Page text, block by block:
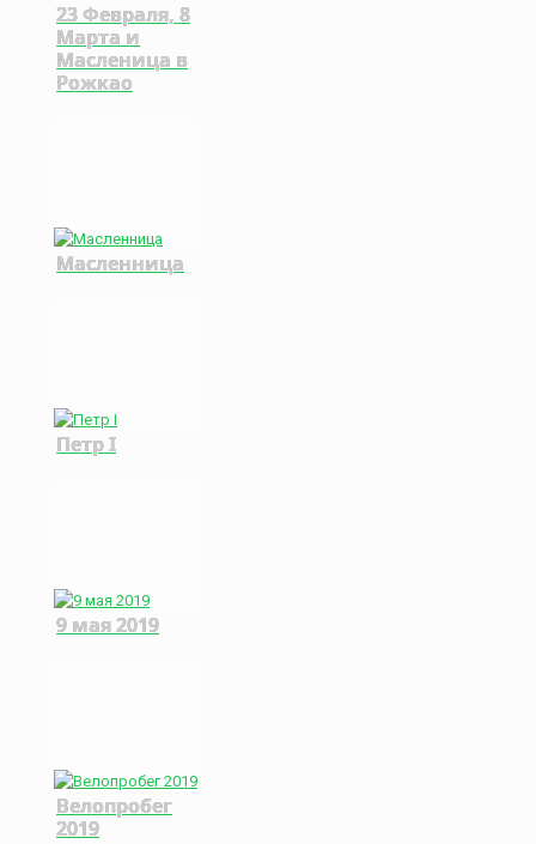
23 Февраля, 8
Марта и
Масленица в
Рожкао
Масленница
Петр I
9 мая 2019
Велопробег
2019